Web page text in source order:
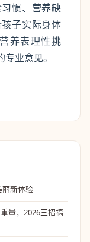
惯、营养缺
子实际身体
养表理性挑
业意见。
丽新体验
量，2026三招搞